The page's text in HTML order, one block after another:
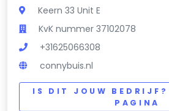
Keern 33 Unit E
KvK nummer 37102078
+31625066308
connybuis.nl
IS DIT JOUW BEDRIJF?
PAGINA